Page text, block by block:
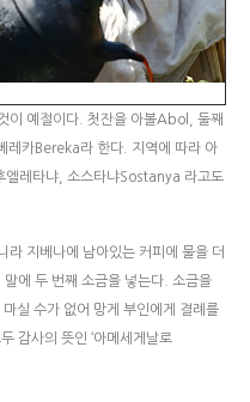
이 예절이다. 첫잔을 아볼Abol, 둘째
카Bereka라 한다. 지역에 따라 아
레타냐, 소스타냐Sostanya 라고도
라 지베나에 남아있는 커피에 물을 더
에 두 번째 소금을 넣는다. 소금을
실 수가 없어 망게 부인에게 결례를
감사의 뜻인 ‘아메세게날로